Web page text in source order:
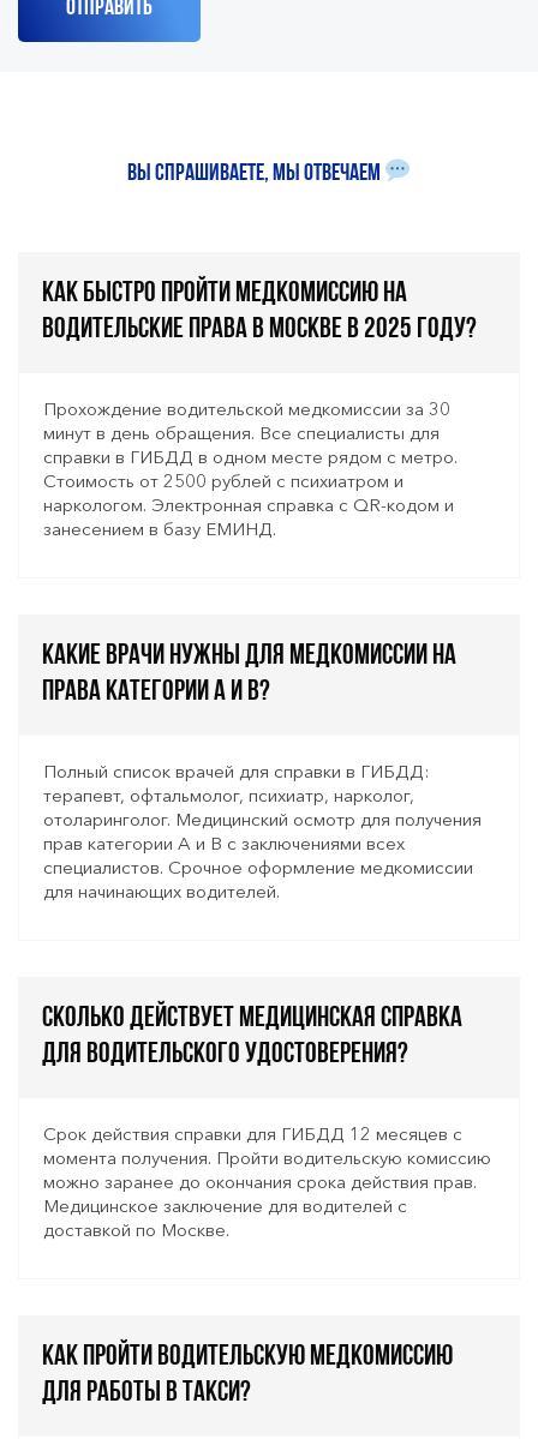
Вы спрашиваете, мы отвечаем
Как быстро пройти медкомиссию на
водительские права в Москве в 2025 году?
Прохождение водительской медкомиссии за 30
минут в день обращения. Все специалисты для
справки в ГИБДД в одном месте рядом с метро.
Стоимость от 2500 рублей с психиатром и
наркологом. Электронная справка с QR-кодом и
занесением в базу ЕМИНД.
Какие врачи нужны для медкомиссии на
права категории A и B?
Полный список врачей для справки в ГИБДД:
терапевт, офтальмолог, психиатр, нарколог,
отоларинголог. Медицинский осмотр для получения
прав категории А и В с заключениями всех
специалистов. Срочное оформление медкомиссии
для начинающих водителей.
Сколько действует медицинская справка
для водительского удостоверения?
Срок действия справки для ГИБДД 12 месяцев с
момента получения. Пройти водительскую комиссию
можно заранее до окончания срока действия прав.
Медицинское заключение для водителей с
доставкой по Москве.
Как пройти водительскую медкомиссию
для работы в такси?